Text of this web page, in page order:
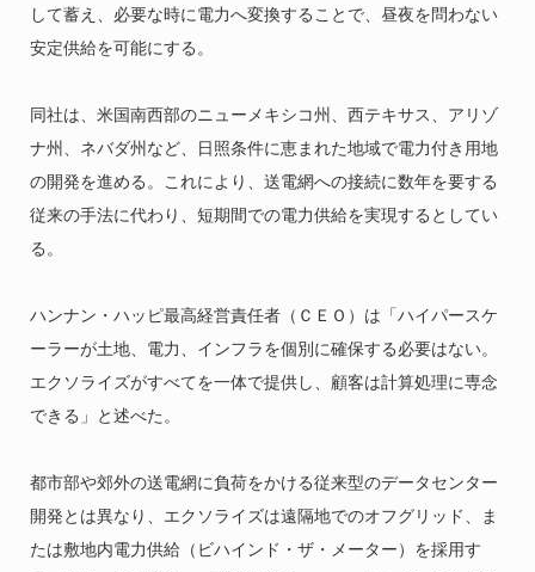
して蓄え、必要な時に電力へ変換することで、昼夜を問わない
安定供給を可能にする。
同社は、米国南西部のニューメキシコ州、西テキサス、アリゾ
ナ州、ネバダ州など、日照条件に恵まれた地域で電力付き用地
の開発を進める。これにより、送電網への接続に数年を要する
従来の手法に代わり、短期間での電力供給を実現するとしてい
る。
ハンナン・ハッピ最高経営責任者（ＣＥＯ）は「ハイパースケ
ーラーが土地、電力、インフラを個別に確保する必要はない。
エクソライズがすべてを一体で提供し、顧客は計算処理に専念
できる」と述べた。
都市部や郊外の送電網に負荷をかける従来型のデータセンター
開発とは異なり、エクソライズは遠隔地でのオフグリッド、ま
たは敷地内電力供給（ビハインド・ザ・メーター）を採用す